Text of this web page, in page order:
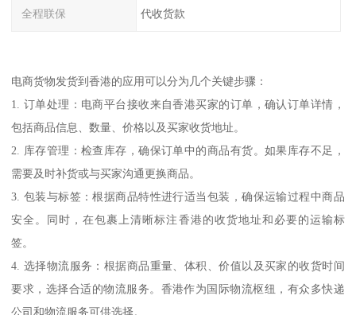
全程联保 代收货款
电商货物发货到香港的应用可以分为几个关键步骤：
1. 订单处理：电商平台接收来自香港买家的订单，确认订单详情，
包括商品信息、数量、价格以及买家收货地址。
2. 库存管理：检查库存，确保订单中的商品有货。如果库存不足，
需要及时补货或与买家沟通更换商品。
3. 包装与标签：根据商品特性进行适当包装，确保运输过程中商品
安全。同时，在包裹上清晰标注香港的收货地址和必要的运输标
签。
4. 选择物流服务：根据商品重量、体积、价值以及买家的收货时间
要求，选择合适的物流服务。香港作为国际物流枢纽，有众多快递
公司和物流服务可供选择。